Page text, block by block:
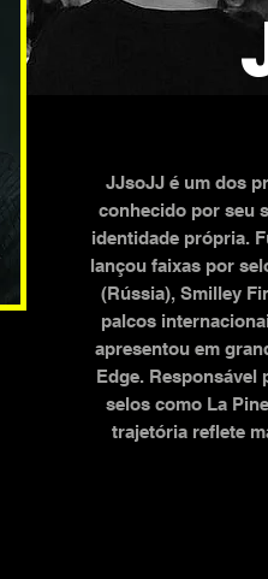
JJsoJJ é um dos
conhecido por seu
identidade própria.
lançou faixas por
(Rússia), Smilley
palcos
apresentou em
Edge. Responsável
selos como La
trajetória reflete